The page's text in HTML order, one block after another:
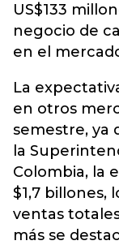
US$133
negocio de
en el
La
en otros
semestre, ya
la
Colombia, la
$1,7 billones,
ventas
más se